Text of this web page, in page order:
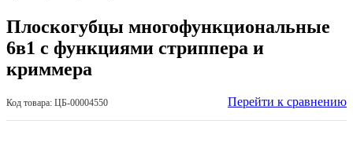
Плоскогубцы многофункциональные
6в1 с функциями стриппера и
криммера
Код товара: ЦБ-00004550 Перейти к сравнению